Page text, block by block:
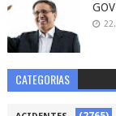
CATEGORIAS